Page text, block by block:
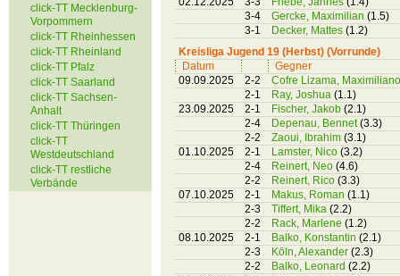
click-TT Mecklenburg-
Vorpommern
click-TT Rheinhessen
click-TT Rheinland
click-TT Pfalz
click-TT Saarland
click-TT Sachsen-
Anhalt
click-TT Thüringen
click-TT
Westdeutschland
click-TT restliche
Verbände
3-4
Gercke, Maximilian (1.5)
3-1
Decker, Mattes (1.2)
Kreisliga Jugend 19 (Herbst) (Vorrunde)
Datum
Gegner
09.09.2025
2-2
Cofre Lizama,
2-1
Ray, Joshua (1.1)
23.09.2025
2-1 Fischer, Jakob (2.1)
2-4
Depenau, Bennet(3.3)
2-2
Zaoui, Ibrahim (3.1)
01.10.2025
2-1 Lamster, Nico (3.2)
2-4
Reinert, Neo (4.6)
2-2
Reinert, Rico (3.3)
07.10.2025
2-1 Makus, Roman (1.1)
2-3
Tiffert, Mika (2.2)
2-2
Rack, Marlene (1.2)
08.10.2025
2-1 Balko, Konstantin (2.1)
2-3
Köln, Alexander (2.3)
2-2
Balko, Leonard (2.2)